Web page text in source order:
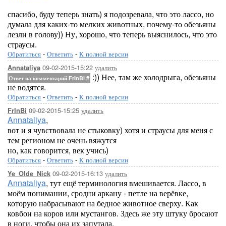
спасибо, буду теперь знать) я подозревала, что это лассо, но
думала для каких-то мелких животных, почему-то обезьяны
лезли в голову)) Ну, хорошо, что теперь выяснилось, что это
страусы.
Обратиться - Ответить - К полной версии
Annataliya 09-02-2015-15:22 удалить
Ответ на комментарий FrInBi # :)) Нее, там же холодрыга, обезьяны
не водятся.
Обратиться - Ответить - К полной версии
FrInBi 09-02-2015-15:25 удалить
Annataliya,
вот и я чувствовала не стыковку) хотя и страусы для меня с
тем регионом не очень вяжутся
но, как говорится, век учись)
Обратиться - Ответить - К полной версии
Ye_Olde_Nick 09-02-2015-16:13 удалить
Annataliya, тут ещё терминология вмешивается. Лассо, в
моём понимании, сродни аркану - петле на верёвке,
которую набрасывают на бедное животное сверху. Как
ковбои на коров или мустангов. Здесь же эту штуку бросают
в ноги, чтобы она их запутала.